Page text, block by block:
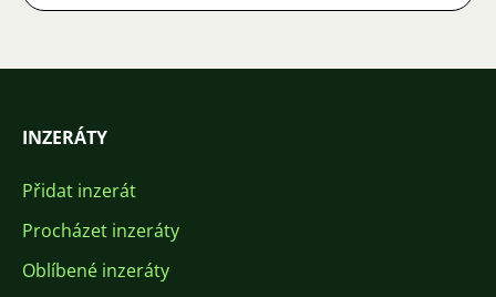
INZERÁTY
Přidat inzerát
Procházet inzeráty
Oblíbené inzeráty